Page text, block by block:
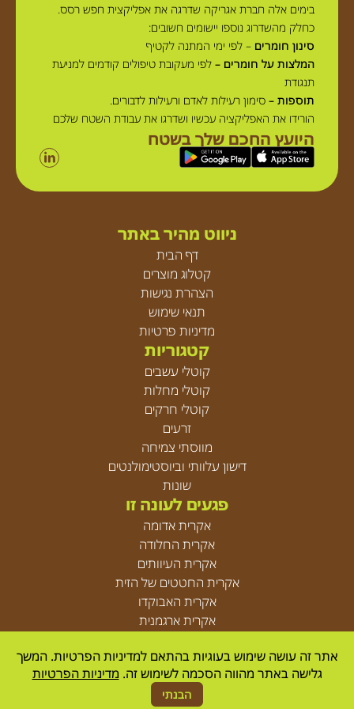
בימים אלה חברת אגריקה שדרגה את אפליקצית חפש רסס.
כחלק מהשדרוג נוספו יישומים חשובים:
סינון חומרים – לפי ימי המתנה לקטיף
המלצות על חומרים – לפי מעקובת טיפולים קודמים למניעת
תנגודת
תוספות – סימון רעילות לאדם ורעילות לדבורים.
הורידו את האפליקציה עכשיו ושדרגו את עבודת השטח שלכם
היועץ החכם שלך בשטח
ניווט מהיר באתר
דף הבית
קטלוג מוצרים
הצהרת נגישות
תנאי שימוש
מדיניות פרטיות
קטגוריות
קוטלי עשבים
קוטלי מחלות
קוטלי חרקים
זרעים
מווסתי צמיחה
דישון עלוותי וביוסטימולנטים
שונות
פגעים לעונה זו
אקרית אדומה
אקרית החלודה
אקרית העיוותים
אקרית החטטים של הזית
אקרית האבוקדו
אקרית ארגמנית
resolve| developed by
© Agrica 2026
אתר זה עושה שימוש בעוגיות בהתאם למדיניות הפרטיות. המשך
גלישה באתר מהווה הסכמה לשימוש זה. מדיניות הפרטיות
הבנתי